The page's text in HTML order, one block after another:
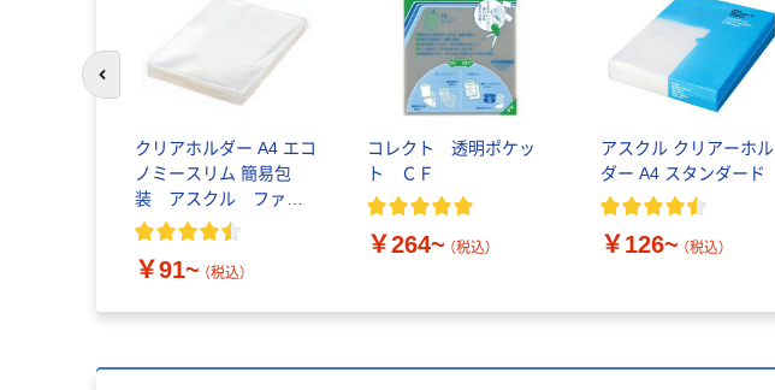
クリアホルダー A4 エコ
ノミースリム 簡易包
装 アスクル ファイ
ル
￥91~ （税込）
コレクト 透明ポケッ
ト ＣＦ
￥264~ （税込）
アスクル クリアーホル
ダー A4 スタンダード
￥126~ （税込）
前のスライドへ